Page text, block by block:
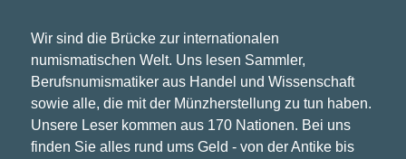
Wir sind die Brücke zur internationalen
numismatischen Welt. Uns lesen Sammler,
Berufsnumismatiker aus Handel und Wissenschaft
sowie alle, die mit der Münzherstellung zu tun haben.
Unsere Leser kommen aus 170 Nationen. Bei uns
finden Sie alles rund ums Geld - von der Antike bis